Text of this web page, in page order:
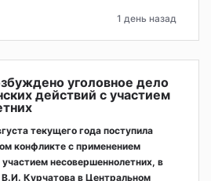
1 день назад
уголовное дело
действий с участием
текущего года поступила
конфликте с применением
несовершеннолетних, в
Курчатова в Центральном